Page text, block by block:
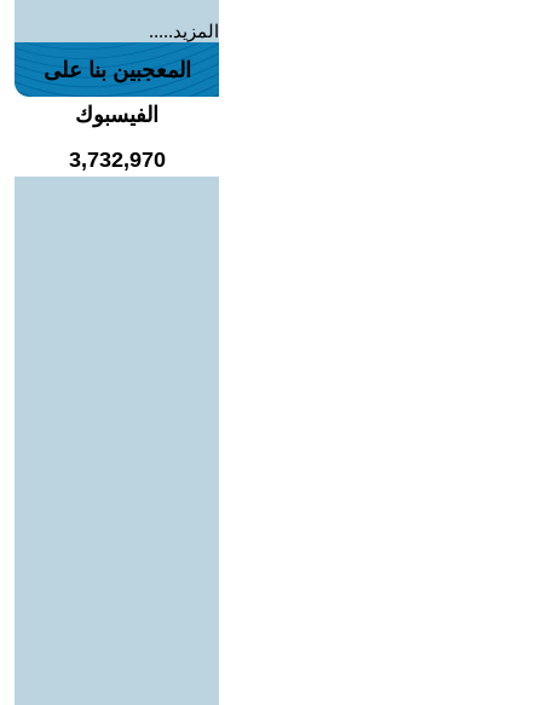
المزيد.....
المعجبين بنا على
الفيسبوك
3,732,970